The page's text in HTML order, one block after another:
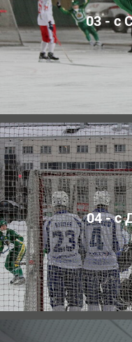
03 - с
04 - с